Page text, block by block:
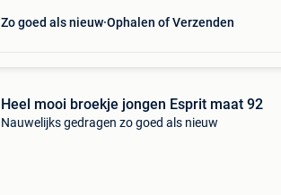
Zo goed als nieuw Ophalen of Verzenden
Heel mooi broekje jongen Esprit maat 92
Nauwelijks gedragen zo goed als nieuw